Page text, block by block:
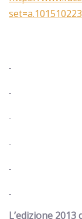
L’edizione 2013